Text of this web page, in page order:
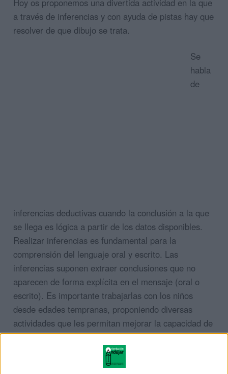
Hoy os proponemos una divertida actividad en la que
a través de inferencias y con ayuda de pistas hay que
resolver de que dibujo se trata.
Se
habla
de
inferencias deductivas cuando la conclusión a la que
se llega es lógica a partir de los datos disponibles.
Realizar inferencias es fundamental para la
comprensión del lenguaje oral y escrito. Las
inferencias suponen extraer conclusiones que no
aparecen de forma explícita en el mensaje (oral o
escrito). Es importante trabajarlas con los niños
desde edades tempranas, proponiendo diversas
actividades que les permitan mejorar la capacidad de
aplicar inferencias en la comprensión verbal.